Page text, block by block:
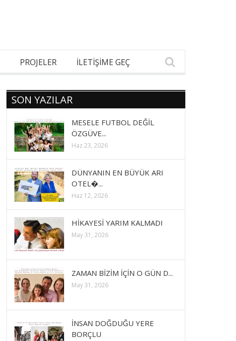
PROJELER İLETİŞİME GEÇ
SON YAZILAR
MESELE FUTBOL DEĞİL
ÖZGÜVE...
Haz 23, 2026
DÜNYANIN EN BÜYÜK ARI
OTEL�...
Haz 12, 2026
HİKAYESİ YARIM KALMADI
May 31, 2026
ZAMAN BİZİM İÇİN O GÜN D...
May 31, 2026
İNSAN DOĞDUĞU YERE
BORÇLU